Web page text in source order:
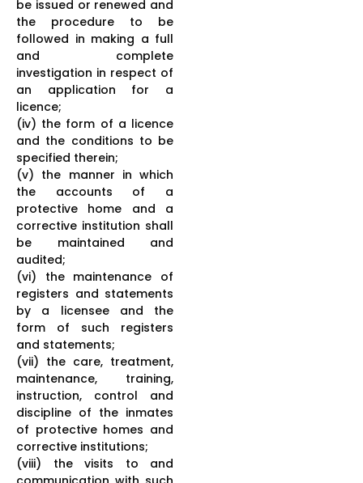
be issued or renewed and
the procedure to be
followed in making a full
and complete
investigation in respect of
an application for a
licence;
(iv) the form of a licence
and the conditions to be
specified therein;
(v) the manner in which
the accounts of a
protective home and a
corrective institution shall
be maintained and
audited;
(vi) the maintenance of
registers and statements
by a licensee and the
form of such registers
and statements;
(vii) the care, treatment,
maintenance, training,
instruction, control and
discipline of the inmates
of protective homes and
corrective institutions;
(viii) the visits to and